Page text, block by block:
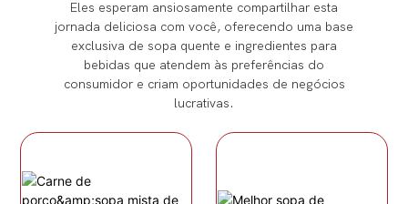
Eles esperam ansiosamente compartilhar esta
jornada deliciosa com você, oferecendo uma base
exclusiva de sopa quente e ingredientes para
bebidas que atendem às preferências do
consumidor e criam oportunidades de negócios
lucrativas.